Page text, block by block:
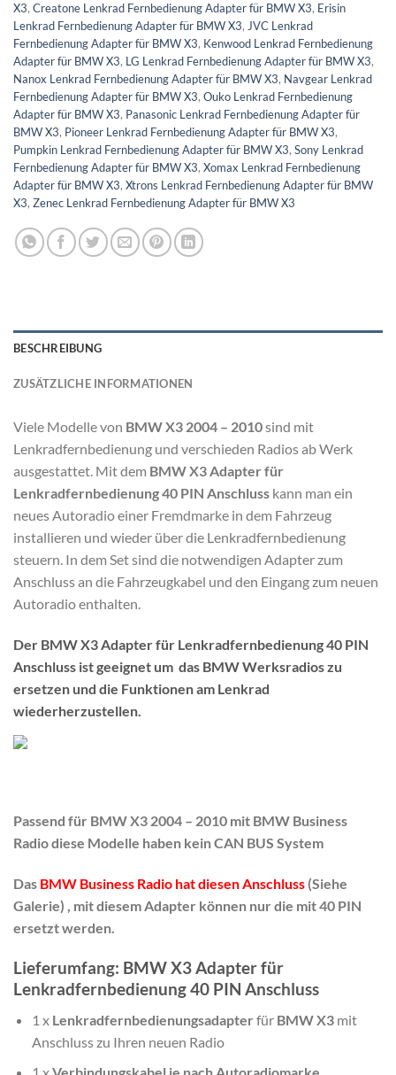
X3, Creatone Lenkrad Fernbedienung Adapter für BMW X3, Erisin
Lenkrad Fernbedienung Adapter für BMW X3, JVC Lenkrad
Fernbedienung Adapter für BMW X3, Kenwood Lenkrad Fernbedienung
Adapter für BMW X3, LG Lenkrad Fernbedienung Adapter für BMW X3,
Nanox Lenkrad Fernbedienung Adapter für BMW X3, Navgear Lenkrad
Fernbedienung Adapter für BMW X3, Ouko Lenkrad Fernbedienung
Adapter für BMW X3, Panasonic Lenkrad Fernbedienung Adapter für
BMW X3, Pioneer Lenkrad Fernbedienung Adapter für BMW X3,
Pumpkin Lenkrad Fernbedienung Adapter für BMW X3, Sony Lenkrad
Fernbedienung Adapter für BMW X3, Xomax Lenkrad Fernbedienung
Adapter für BMW X3, Xtrons Lenkrad Fernbedienung Adapter für BMW
X3, Zenec Lenkrad Fernbedienung Adapter für BMW X3
BESCHREIBUNG
ZUSÄTZLICHE INFORMATIONEN
Viele Modelle von BMW X3 2004 – 2010sind mit
Lenkradfernbedienung und verschieden Radios ab Werk
ausgestattet. Mit dem BMW X3 Adapter für
Lenkradfernbedienung 40 PIN Anschluss kann man ein
neues Autoradio einer Fremdmarke in dem Fahrzeug
installieren und wieder über die Lenkradfernbedienung
steuern. In dem Set sind die notwendigen Adapter zum
Anschluss an die Fahrzeugkabel und den Eingang zum neuen
Autoradio enthalten.
Der BMW X3 Adapter für Lenkradfernbedienung 40 PIN
Anschluss ist geeignet um das BMW Werksradios zu
ersetzen und die Funktionen am Lenkrad
wiederherzustellen.
Passend für BMW X3 2004 – 2010 mit BMW Business
Radio diese Modelle haben kein CAN BUS System
Das BMW Business Radio hat diesen Anschluss (Siehe
Galerie) , mit diesem Adapter können nur die mit 40 PIN
ersetzt werden.
Lieferumfang: BMW X3 Adapter für
Lenkradfernbedienung 40 PIN Anschluss
1 x Lenkradfernbedienungsadapter für BMW X3mit
Anschluss zu Ihren neuen Radio